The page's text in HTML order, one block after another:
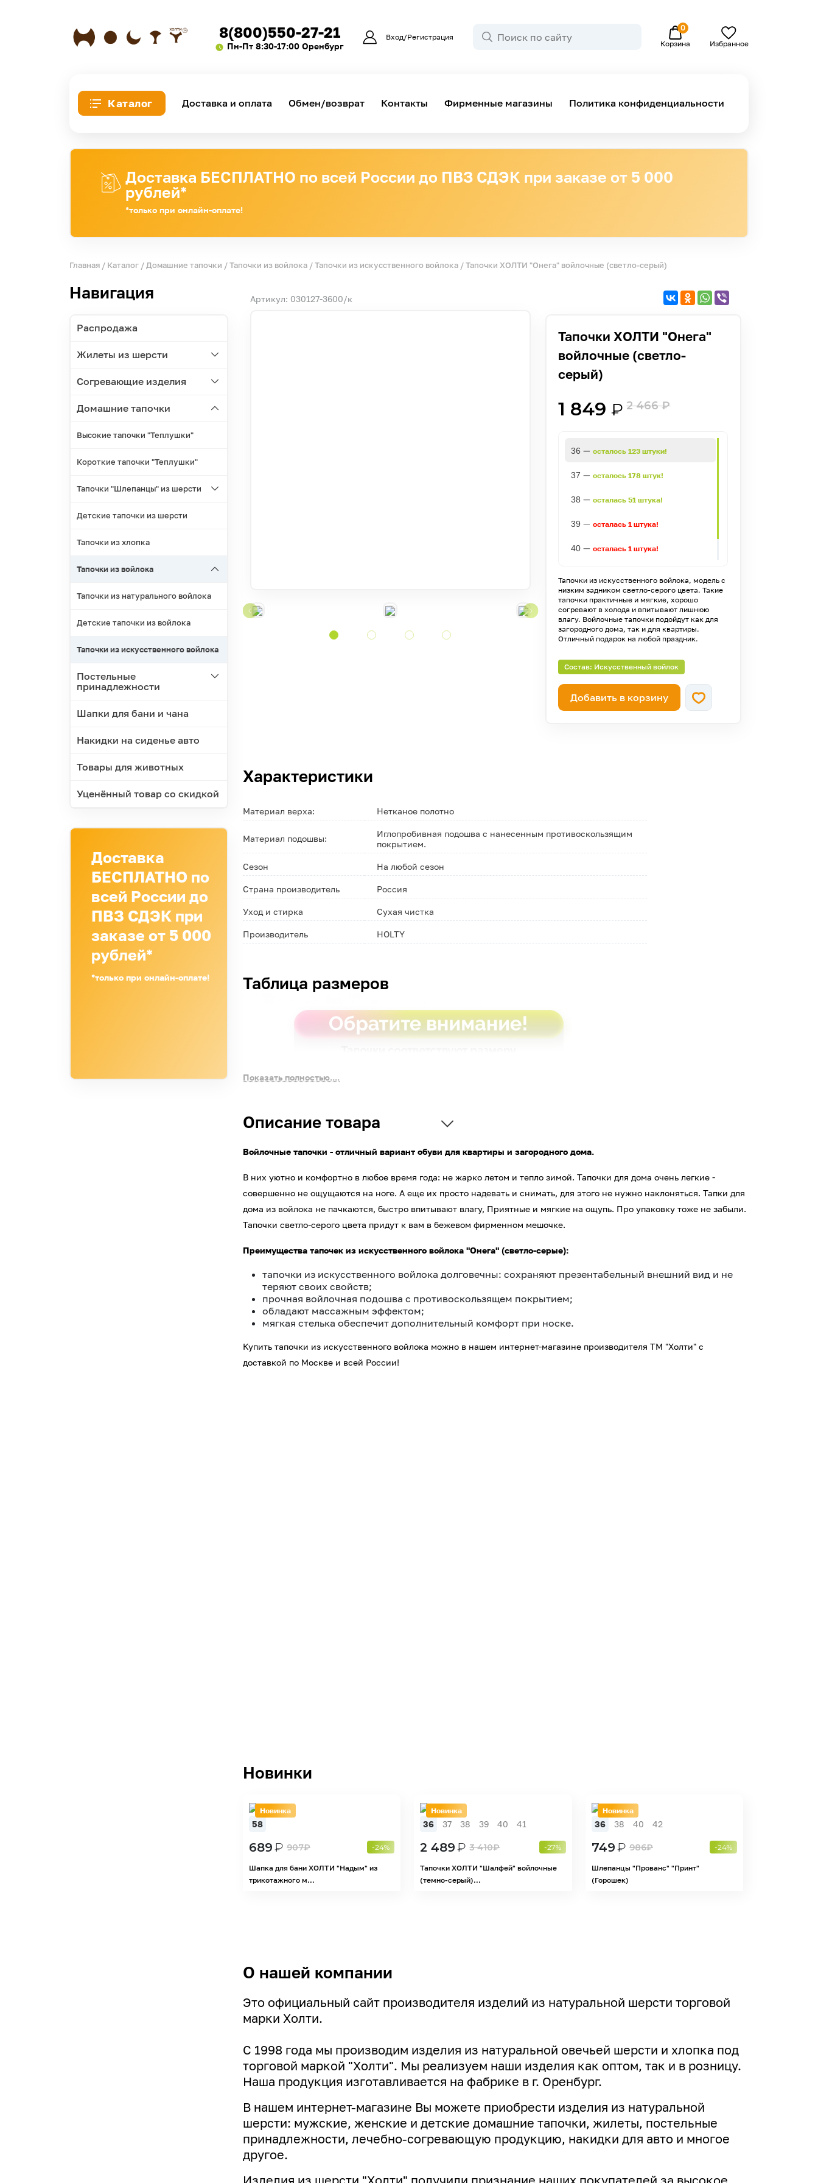
8(800)550-27-21
Пн-Пт 8:30-17:00 Оренбург
Вход/Регистрация
0
Корзина Избранное
Каталог Доставка и оплата Обмен/возврат Контакты Фирменные магазины Политика конфиденциальности
Доставка БЕСПЛАТНО по всей России до ПВЗ СДЭК при заказе от 5 000
рублей*
*только при онлайн-оплате!
Главная / Каталог / Домашние тапочки /Тапочки из войлока /Тапочки из искусственного войлока / Тапочки ХОЛТИ "Онега" войлочные (светло-серый)
Навигация
Распродажа
Жилеты из шерсти
Согревающие изделия
Домашние тапочки
Высокие тапочки "Теплушки"
Короткие тапочки "Теплушки"
Тапочки "Шлепанцы" из шерсти
Детские тапочки из шерсти
Тапочки из хлопка
Тапочки из войлока
Тапочки из натурального войлока
Детские тапочки из войлока
Тапочки из искусственного войлока
Постельные
принадлежности
Шапки для бани и чана
Накидки на сиденье авто
Товары для животных
Уценённый товар со скидкой
Доставка
БЕСПЛАТНО по
всей России до
ПВЗ СДЭК при
заказе от 5 000
рублей*
*только при онлайн-оплате!
Артикул: 030127-3600/к
Тапочки ХОЛТИ "Онега"
войлочные (светло-
серый)
1 849 ₽ 2 466₽
36 —осталось 123 штуки!
37 —осталось 178 штук!
38 —осталась 51 штука!
39 —осталась 1 штука!
40 —осталась 1 штука!
Тапочки из искусственного войлока, модель с
низким задником светло-серого цвета. Такие
тапочки практичные и мягкие, хорошо
согревают в холода и впитывают лишнюю
влагу. Войлочные тапочки подойдут как для
загородного дома, так и для квартиры.
Отличный подарок на любой праздник.
Состав: Искусственный войлок
Добавить в корзину
Характеристики
Материал верха: Нетканое полотно
Материал подошвы:
Иглопробивная подошва с нанесенным противоскользящим
покрытием.
Сезон На любой сезон
Страна производитель Россия
Уход и стирка Сухая чистка
Производитель HOLTY
Таблица размеров
Показать полностью....
Описание товара
Войлочные тапочки - отличный вариант обуви для квартиры и загородного дома.
В них уютно и комфортно в любое время года: не жарко летом и тепло зимой. Тапочки для дома очень легкие -
совершенно не ощущаются на ноге. А еще их просто надевать и снимать, для этого не нужно наклоняться. Тапки для
дома из войлока не пачкаются, быстро впитывают влагу, Приятные и мягкие на ощупь. Про упаковку тоже не забыли.
Тапочки светло-серого цвета придут к вам в бежевом фирменном мешочке.
Преимущества тапочек из искусственного войлока "Онега" (светло-серые):
тапочки из искусственного войлока долговечны: сохраняют презентабельный внешний вид и не
теряют своих свойств;
прочная войлочная подошва с противоскользящем покрытием;
обладают массажным эффектом;
мягкая стелька обеспечит дополнительный комфорт при носке.
Купить тапочки из искусственного войлока можно в нашем интернет-магазине производителя ТМ "Холти" с
доставкой по Москве и всей России!
Новинки
Новинка
58
689₽ 907₽ -24%
Шапка для бани ХОЛТИ "Надым" из
трикотажного м...
Новинка
36 37 38 39 40 41
2 489₽ 3 410₽ -27%
Тапочки ХОЛТИ "Шалфей" войлочные
(темно-серый)...
Новинка
36 38 40 42
749₽ 986₽ -24%
Шлепанцы "Прованс" "Принт"
(Горошек)
О нашей компании
Это официальный сайт производителя изделий из натуральной шерсти торговой
марки Холти.
С 1998 года мы производим изделия из натуральной овечьей шерсти и хлопка под
торговой маркой "Холти". Мы реализуем наши изделия как оптом, так и в розницу.
Наша продукция изготавливается на фабрике в г. Оренбург.
В нашем интернет-магазине Вы можете приобрести изделия из натуральной
шерсти: мужские, женские и детские домашние тапочки, жилеты, постельные
принадлежности, лечебно-согревающую продукцию, накидки для авто и многое
другое.
Изделия из шерсти "Холти" получили признание наших покупателей за высокое